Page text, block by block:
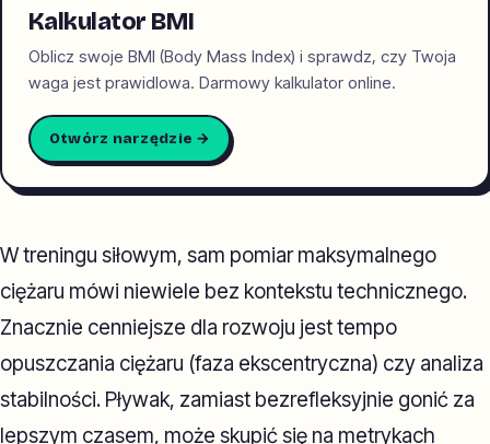
Kalkulator BMI
Oblicz swoje BMI (Body Mass Index) i sprawdz, czy Twoja
waga jest prawidlowa. Darmowy kalkulator online.
Otwórz narzędzie →
W treningu siłowym, sam pomiar maksymalnego
ciężaru mówi niewiele bez kontekstu technicznego.
Znacznie cenniejsze dla rozwoju jest tempo
opuszczania ciężaru (faza ekscentryczna) czy analiza
stabilności. Pływak, zamiast bezrefleksyjnie gonić za
lepszym czasem, może skupić się na metrykach